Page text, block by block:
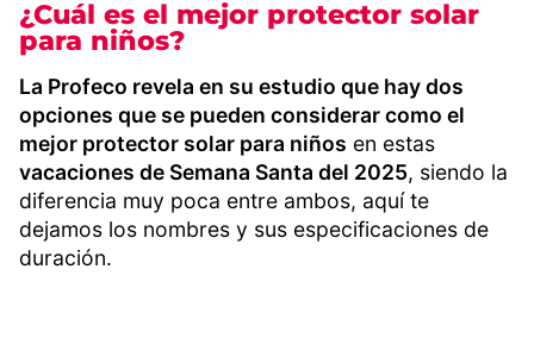
¿Cuál es el mejor protector solar
para niños?
La Profeco revela en su estudio que hay dos
opciones que se pueden considerar como el
mejor protector solar para niños en estas
vacaciones de Semana Santa del 2025, siendo la
diferencia muy poca entre ambos, aquí te
dejamos los nombres y sus especificaciones de
duración.